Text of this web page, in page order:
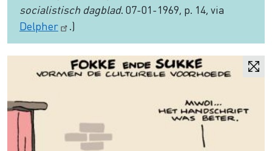
socialistisch dagblad. 07-01-1969, p. 14, via
Delpher
.)